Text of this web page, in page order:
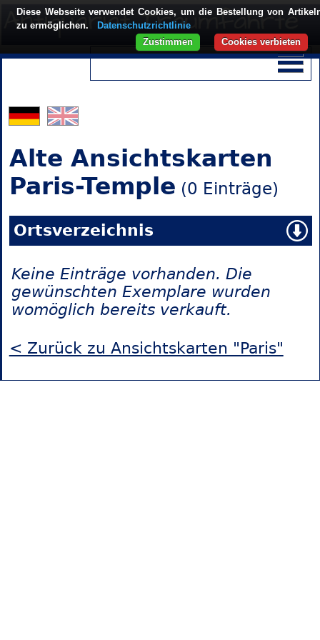
Alte Ansichtskarten
Paris-Temple (0 Einträge)
Ortsverzeichnis
Keine Einträge vorhanden. Die
gewünschten Exemplare wurden
womöglich bereits verkauft.
< Zurück zu Ansichtskarten "Paris"
Diese Webseite verwendet Cookies, um die Bestellung von
zu ermöglichen.
Datenschutzrichtlinie
Cookies verbieten
Zustimmen